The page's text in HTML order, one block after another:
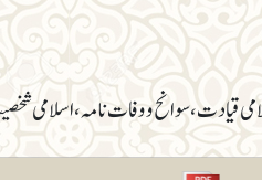
قیادت، سوانح و وفات نامہ، اسلامی